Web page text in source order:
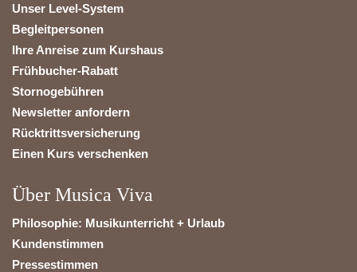
Unser Level-System
Begleitpersonen
Ihre Anreise zum Kurshaus
Frühbucher-Rabatt
Stornogebühren
Newsletter anfordern
Rücktrittsversicherung
Einen Kurs verschenken
Über Musica Viva
Philosophie: Musikunterricht + Urlaub
Kundenstimmen
Pressestimmen